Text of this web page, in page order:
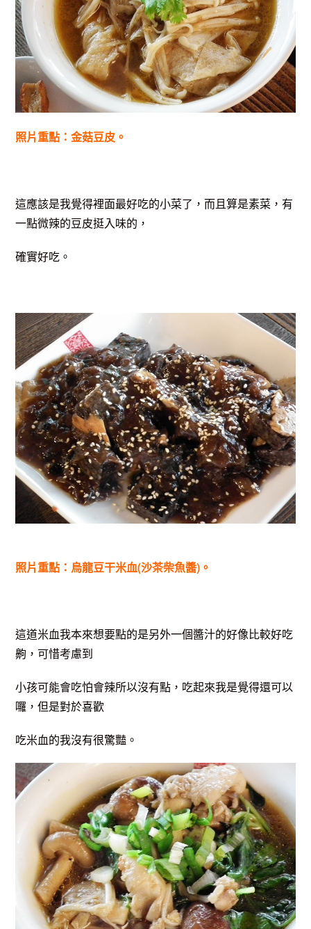
照片重點：金菇豆皮。
這應該是我覺得裡面最好吃的小菜了，而且算是素菜，有
一點微辣的豆皮挺入味的，
確實好吃。
照片重點：烏龍豆干米血(沙茶柴魚醬)。
這道米血我本來想要點的是另外一個醬汁的好像比較好吃
齁，可惜考慮到
小孩可能會吃怕會辣所以沒有點，吃起來我是覺得還可以
囉，但是對於喜歡
吃米血的我沒有很驚豔。